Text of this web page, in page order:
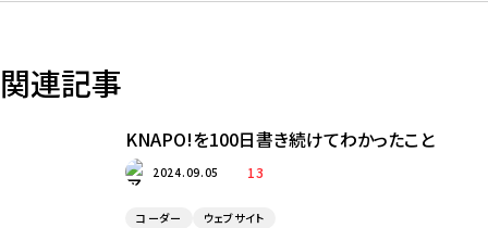
関連記事
KNAPO!を100日書き続けてわかったこと
2024.09.05 13
コーダー ウェブサイト